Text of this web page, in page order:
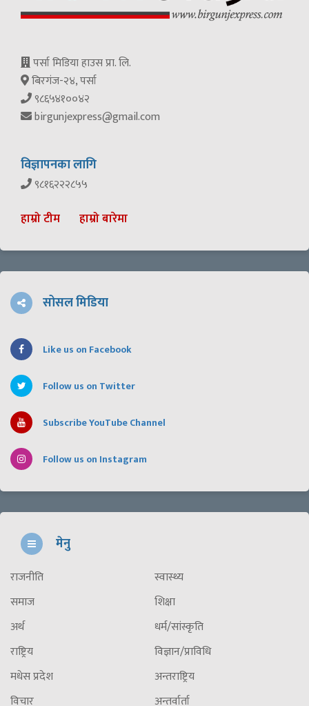
पर्सा मिडिया हाउस प्रा. लि.
बिरगंज-२४, पर्सा
९८६५४१००४२
birgunjexpress@gmail.com
विज्ञापनका लागि
९८१६२२२८५५
हाम्रो टीम हाम्रो बारेमा
सोसल मिडिया
Like us on Facebook
Follow us on Twitter
Subscribe YouTube Channel
Follow us on Instagram
मेनु
राजनीति
समाज
अर्थ
राष्ट्रिय
मधेस प्रदेश
विचार
स्वास्थ्य
शिक्षा
धर्म/सांस्कृति
विज्ञान/प्राविधि
अन्तराष्ट्रिय
अन्तर्वार्ता